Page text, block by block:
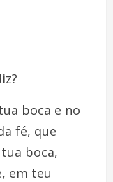
boca e no
fé, que
boca,
em teu